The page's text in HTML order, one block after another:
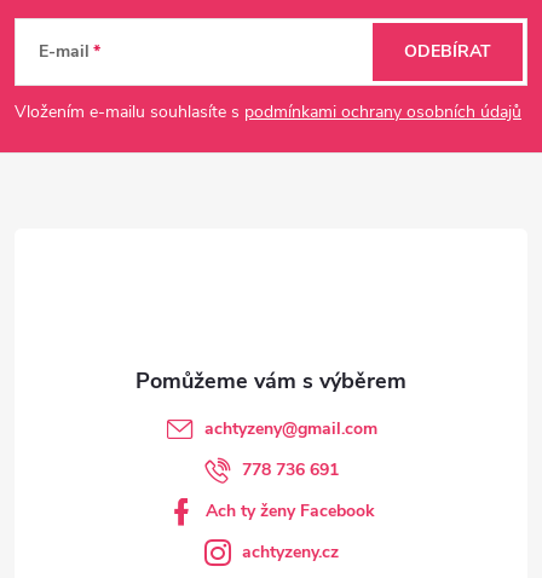
p
a
E-mail
Vložením e-mailu souhlasíte s podmínkami ochrany osobních údajů
ODEBÍRAT
achtyzeny@gmail.com
778 736 691
Ach ty ženy Facebook
achtyzeny.cz